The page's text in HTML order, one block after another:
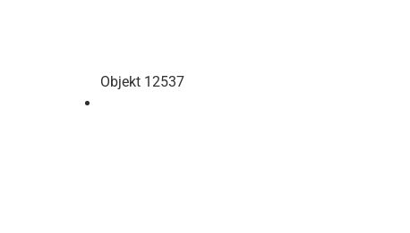
Objekt 12537